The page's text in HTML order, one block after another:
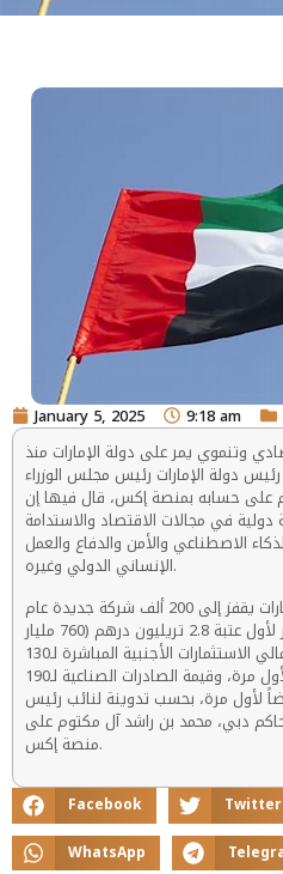
January 5, 2025 9:18 am
اقتصادي وتنموي يمر على دولة الإمارات منذ
دولة الإمارات رئيس مجلس الوزراء
على حسابه بمنصة إكس، قال فيها إن
أكثر من 140 اتفاقية دولية في مجالات الاقتصاد والاستدامة
الاصطناعي والأمن والدفاع والعمل
الإنساني الدولي وغيره.
عدد الشركات الجديدة في الإمارات يقفز إلى 200 ألف شركة جديدة عام
2024، والتجارة الخارجية تتجاوز لأول عتبة 2.8 تريليون درهم (760 مليار
دولار)، ومن المتوقع وصول إجمالي الاستثمارات الأجنبية المباشرة لـ130
مليار درهم (35.4 مليار دولار) لأول مرة، وقيمة الصادرات الصناعية لـ190
دولار) أيضاً لأول مرة، بحسب تدوينة لنائب رئيس
دبي، محمد بن راشد آل مكتوم على
منصة إكس.
Facebook Twitter
WhatsApp